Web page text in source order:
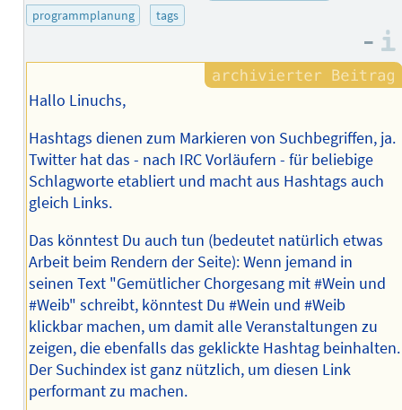
programmplanung
tags
–
Hallo Linuchs,
Hashtags dienen zum Markieren von Suchbegriffen, ja.
Twitter hat das - nach IRC Vorläufern - für beliebige
Schlagworte etabliert und macht aus Hashtags auch
gleich Links.
Das könntest Du auch tun (bedeutet natürlich etwas
Arbeit beim Rendern der Seite): Wenn jemand in
seinen Text "Gemütlicher Chorgesang mit #Wein und
#Weib" schreibt, könntest Du #Wein und #Weib
klickbar machen, um damit alle Veranstaltungen zu
zeigen, die ebenfalls das geklickte Hashtag beinhalten.
Der Suchindex ist ganz nützlich, um diesen Link
performant zu machen.